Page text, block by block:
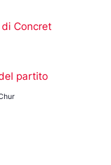
Concret
partito